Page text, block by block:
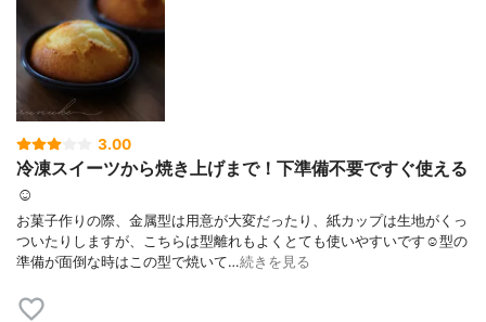
3.00
冷凍スイーツから焼き上げまで！下準備不要ですぐ使える
☺︎
お菓子作りの際、金属型は用意が大変だったり、紙カップは生地がくっ
ついたりしますが、こちらは型離れもよくとても使いやすいです☺️型の
準備が面倒な時はこの型で焼いて…続きを見る